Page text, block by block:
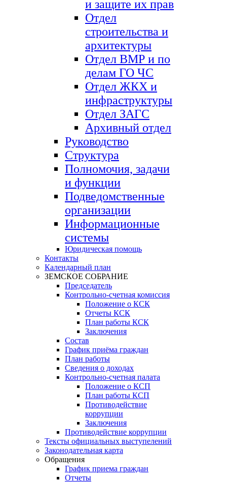
и защите их прав
Отдел
строительства и
архитектуры
Отдел ВМР и по
делам ГО ЧС
Отдел ЖКХ и
инфраструктуры
Отдел ЗАГС
Архивный отдел
Руководство
Структура
Полномочия, задачи
и функции
Подведомственные
организации
Информационные
системы
Юридическая помощь
Контакты
Календарный план
ЗЕМСКОЕ СОБРАНИЕ
Председатель
Контрольно-счетная комиссия
Положение о КСК
Отчеты КСК
План работы КСК
Заключения
Состав
График приёма граждан
План работы
Сведения о доходах
Контрольно-счетная палата
Положение о КСП
План работы КСП
Противодействие
коррупции
Заключения
Противодействие коррупции
Тексты официальных выступелений
Законодательная карта
Обращения
График приема граждан
Отчеты